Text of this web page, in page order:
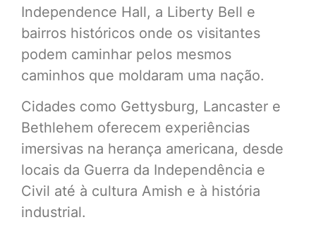
Independence Hall, a Liberty Bell e
bairros históricos onde os visitantes
podem caminhar pelos mesmos
caminhos que moldaram uma nação.
Cidades como Gettysburg, Lancaster e
Bethlehem oferecem experiências
imersivas na herança americana, desde
locais da Guerra da Independência e
Civil até à cultura Amish e à história
industrial.